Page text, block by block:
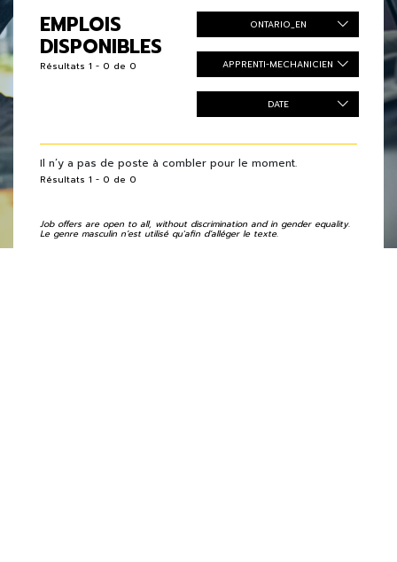
EMPLOIS
DISPONIBLES
Résultats 1 - 0 de 0
ONTARIO_EN
APPRENTI-MECHANICIEN
DATE
Il n’y a pas de poste à combler pour le moment.
Résultats 1 - 0 de 0
Job offers are open to all, without discrimination and in gender equality.
Le genre masculin n’est utilisé qu'afin d’alléger le texte.